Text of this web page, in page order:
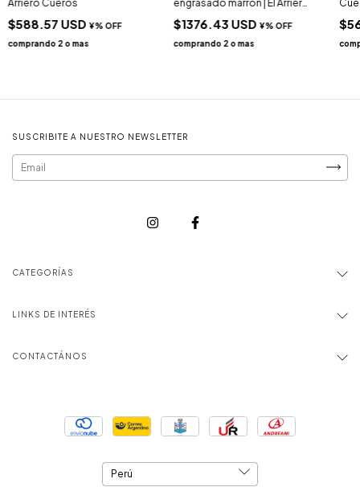
Arriero Cueros
$588.57 USD
engrasado marrón | El Arriero
$1376.43 USD
SUSCRIBITE A NUESTRO NEWSLETTER
CATEGORÍAS
LINKS DE INTERÉS
CONTACTÁNOS